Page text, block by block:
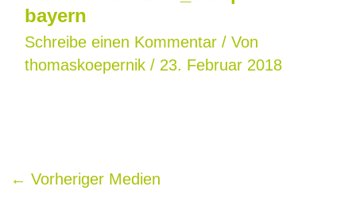
bayern
Schreibe einen Kommentar / Von
thomaskoepernik / 23. Februar 2018
← Vorheriger Medien